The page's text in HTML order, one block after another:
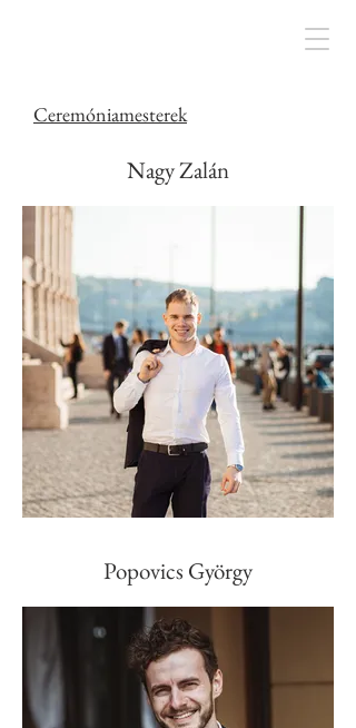
Ceremóniamesterek
Nagy Zalán
Popovics György